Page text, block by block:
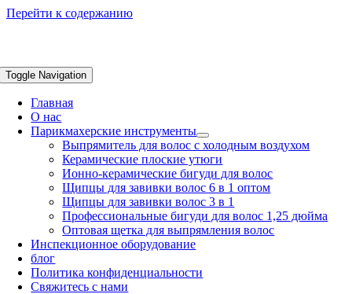
Перейти к содержанию
Toggle Navigation
Главная
О нас
Парикмахерские инструменты
Выпрямитель для волос с холодным воздухом
Керамические плоские утюги
Ионно-керамические бигуди для волос
Щипцы для завивки волос 6 в 1 оптом
Щипцы для завивки волос 3 в 1
Профессиональные бигуди для волос 1,25 дюйма
Оптовая щетка для выпрямления волос
Инспекционное оборудование
блог
Политика конфиденциальности
Свяжитесь с нами